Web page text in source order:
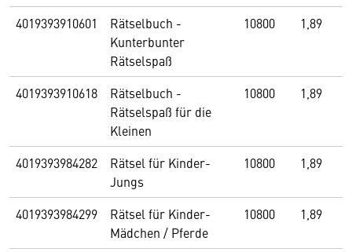
4019393910601
Rätselbuch -
Kunterbunter
Rätselspaß
10800 1,89
4019393910618
Rätselbuch -
Rätselspaß für die
Kleinen
10800 1,89
4019393984282
Rätsel für Kinder-
Jungs
10800 1,89
4019393984299
Rätsel für Kinder-
Mädchen / Pferde
10800 1,89